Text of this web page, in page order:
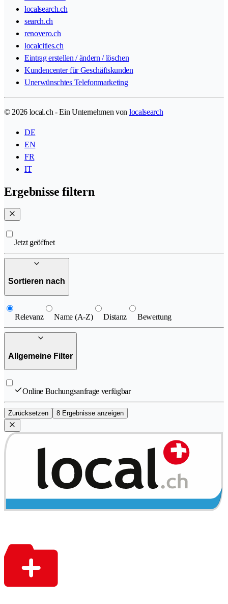
localsearch.ch
search.ch
renovero.ch
localcities.ch
Eintrag erstellen / ändern / löschen
Kundencenter für Geschäftskunden
Unerwünschtes Telefonmarketing
© 2026 local.ch - Ein Unternehmen von localsearch
DE
EN
FR
IT
Ergebnisse filtern
Jetzt geöffnet
Sortieren nach
Relevanz Name (A-Z) Distanz Bewertung
Allgemeine Filter
Online Buchungsanfrage verfügbar
Zurücksetzen 8 Ergebnisse anzeigen